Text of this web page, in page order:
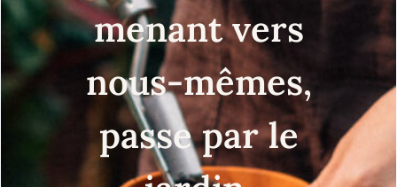
menant vers
nous-mêmes,
passe par le